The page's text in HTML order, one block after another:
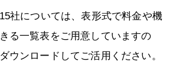
社については、表形式で料金や機
る一覧表をご用意していますの
ウンロードしてご活用ください。